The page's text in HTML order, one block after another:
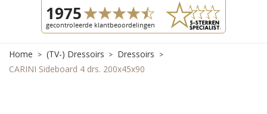
Home (TV-) Dressoirs
Dressoirs
CARINI Sideboard 4 drs. 200x45x90